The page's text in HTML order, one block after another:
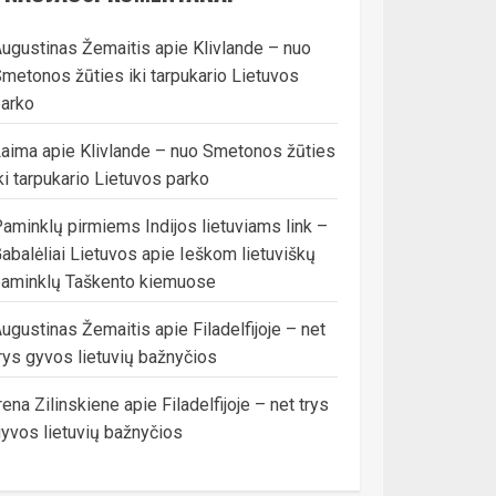
Žemaitis apie Klivlande – nuo
žūties iki tarpukario Lietuvos
apie Klivlande – nuo Smetonos žūties
tarpukario Lietuvos parko
pirmiems Indijos lietuviams link –
Lietuvos apie Ieškom lietuviškų
Taškento kiemuose
Žemaitis apie Filadelfijoje – net
gyvos lietuvių bažnyčios
Zilinskiene apie Filadelfijoje – net trys
lietuvių bažnyčios